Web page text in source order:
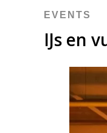
EVENTS
IJs en